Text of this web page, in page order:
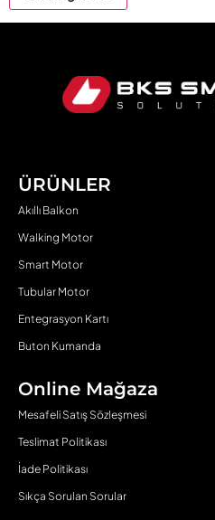
ÜRÜNLER
Akıllı Balkon
Walking Motor
Smart Motor
Tubular Motor
Entegrasyon Kartı
Buton Kumanda
Online Mağaza
Mesafeli Satış Sözleşmesi
Teslimat Politikası
İade Politikası
Sıkça Sorulan Sorular